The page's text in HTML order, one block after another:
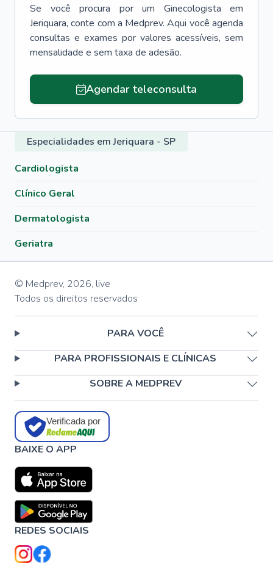
Se você procura por um Ginecologista
em
Jeriquara, conte com a Medprev. Aqui você agenda
consultas e exames por valores acessíveis, sem
mensalidade e sem taxa de adesão.
Agendar teleconsulta
Especialidades em Jeriquara - SP
Cardiologista
Clínico Geral
Dermatologista
Geriatra
© Medprev, 2026, live
Todos os direitos reservados
PARA VOCÊ
PARA PROFISSIONAIS E CLÍNICAS
SOBRE A MEDPREV
Verificada por
BAIXE O APP
REDES SOCIAIS